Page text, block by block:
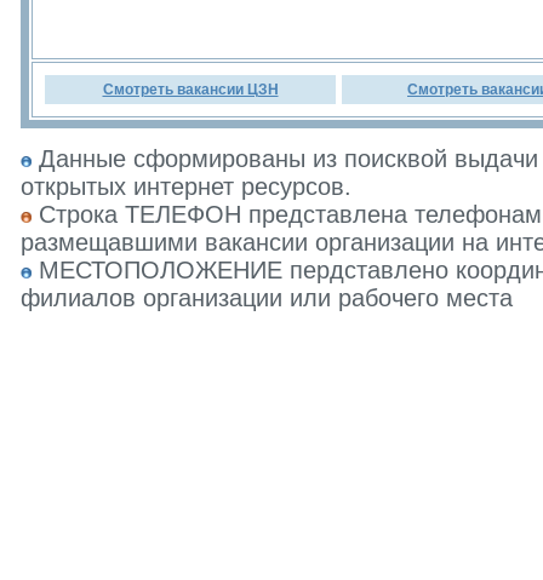
Смотреть вакансии ЦЗН Смотреть
Данные сформированы из поисквой
открытых интернет ресурсов.
Строка ТЕЛЕФОН представлена
размещавшими вакансии организации на
МЕСТОПОЛОЖЕНИЕ пердставлено
филиалов организации или рабочего места